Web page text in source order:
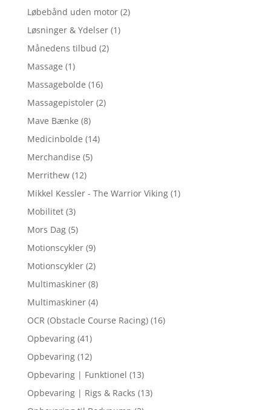
Løbebånd uden motor (2)
Løsninger & Ydelser (1)
Månedens tilbud (2)
Massage (1)
Massagebolde (16)
Massagepistoler (2)
Mave Bænke (8)
Medicinbolde (14)
Merchandise (5)
Merrithew (12)
Mikkel Kessler - The Warrior Viking (1)
Mobilitet (3)
Mors Dag (5)
Motionscykler (9)
Motionscykler (2)
Multimaskiner (8)
Multimaskiner (4)
OCR (Obstacle Course Racing) (16)
Opbevaring (41)
Opbevaring (12)
Opbevaring | Funktionel (13)
Opbevaring | Rigs & Racks (13)